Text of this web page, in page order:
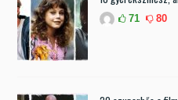
71 80